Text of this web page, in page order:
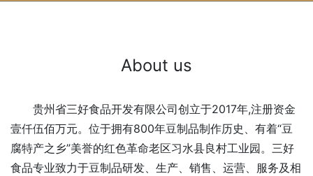
About us
贵州省三好食品开发有限公司创立于2017年,注册资金
壹仟伍佰万元。位于拥有800年豆制品制作历史、有着“豆
腐特产之乡”美誉的红色革命老区习水县良村工业园。三好
食品专业致力于豆制品研发、生产、销售、运营、服务及相